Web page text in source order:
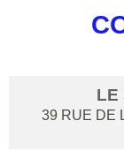
LE
39 RUE DE